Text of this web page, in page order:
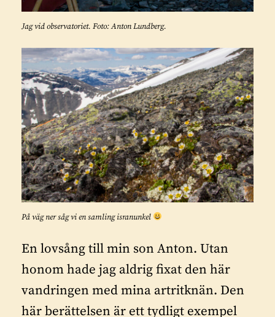
Jag vid observatoriet. Foto: Anton Lundberg.
På väg ner såg vi en samling isranunkel
En lovsång till min son Anton. Utan
honom hade jag aldrig fixat den här
vandringen med mina artritknän. Den
här berättelsen är ett tydligt exempel